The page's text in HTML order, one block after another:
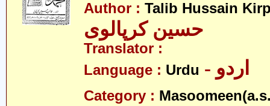
Author : Talib Hussain
حسین کرپالوی
Translator :
Language : Urdu - اردو
Category :